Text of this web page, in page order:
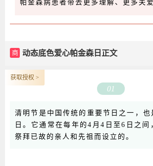
帕金森病患者带去更多理解、更多关
商 动态底色爱心帕金森日正文
01
清明节是中国传统的重要节日之一，也
日。它通常在每年的4月4日至6日之间
祭拜已故的亲人和先祖而设立的。
获取授权 >